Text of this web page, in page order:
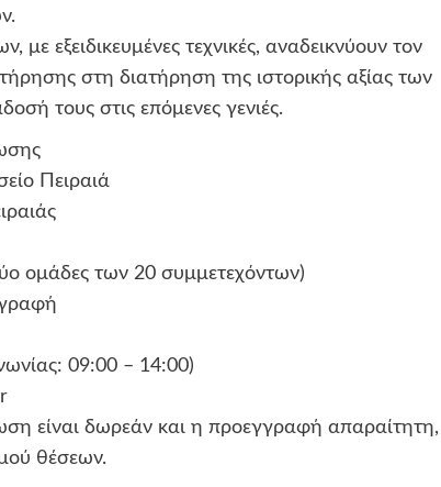
με εξειδικευμένες τεχνικές, αναδεικνύουν τον
στη διατήρηση της ιστορικής αξίας των
τους στις επόμενες γενιές.
Πειραιά
ομάδες των 20 συμμετεχόντων)
09:00 – 14:00)
είναι δωρεάν και η προεγγραφή απαραίτητη,
θέσεων.